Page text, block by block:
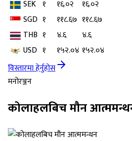
SEK १ १६.०२
१६.०२
SGD १ ११८.६७ ११८.६७
THB १ ४.६
४.६
USD १ १५२.०४ १५२.०४
विस्तारमा हेर्नुहोस
मनोरञ्जन
कोलाहलबिच मौन